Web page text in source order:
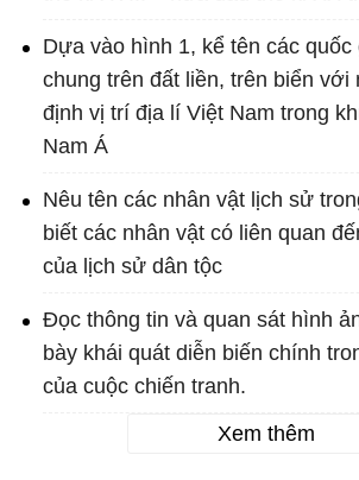
Dựa vào hình 1, kể tên các
chung trên đất liền, trên biển với
định vị trí địa lí Việt Nam trong
Nam Á
Nêu tên các nhân vật lịch sử
biết các nhân vật có liên quan
của lịch sử dân tộc
Đọc thông tin và quan sát hình
bày khái quát diễn biến chính
của cuộc chiến tranh.
Xem thêm